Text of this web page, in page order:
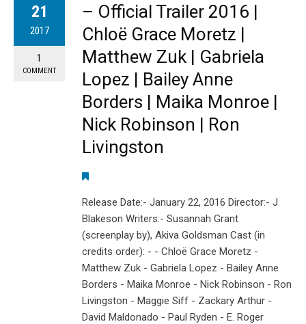
21
2017
1
COMMENT
– Official Trailer 2016 |
Chloë Grace Moretz |
Matthew Zuk | Gabriela
Lopez | Bailey Anne
Borders | Maika Monroe |
Nick Robinson | Ron
Livingston
Release Date:- January 22, 2016 Director:- J
Blakeson Writers:- Susannah Grant
(screenplay by), Akiva Goldsman Cast (in
credits order): - - Chloë Grace Moretz -
Matthew Zuk - Gabriela Lopez - Bailey Anne
Borders - Maika Monroe - Nick Robinson - Ron
Livingston - Maggie Siff - Zackary Arthur -
David Maldonado - Paul Ryden - E. Roger